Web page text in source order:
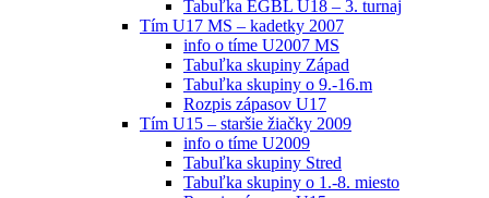
Tabuľka EGBL U18 – 3. turnaj
Tím U17 MS – kadetky 2007
info o tíme U2007 MS
Tabuľka skupiny Západ
Tabuľka skupiny o 9.-16.m
Rozpis zápasov U17
Tím U15 – staršie žiačky 2009
info o tíme U2009
Tabuľka skupiny Stred
Tabuľka skupiny o 1.-8. miesto